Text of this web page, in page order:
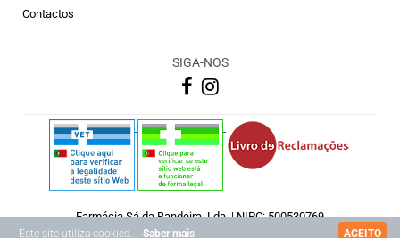
Este site utiliza cookies. Saber mais ACEITO
Contactos
SIGA-NOS
Farmácia Sá da Bandeira, Lda. | NIPC: 500530769
Copyright © 2026 Farmácia Sá Da Bandeira